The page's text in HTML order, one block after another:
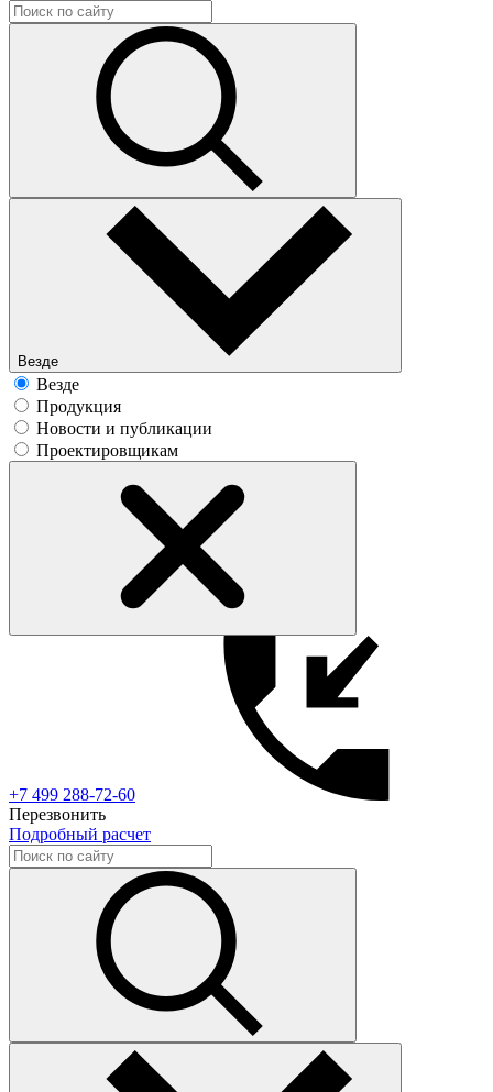
Везде
Везде
Продукция
Новости и публикации
Проектировщикам
+7 499 288-72-60
Перезвонить
Подробный расчет